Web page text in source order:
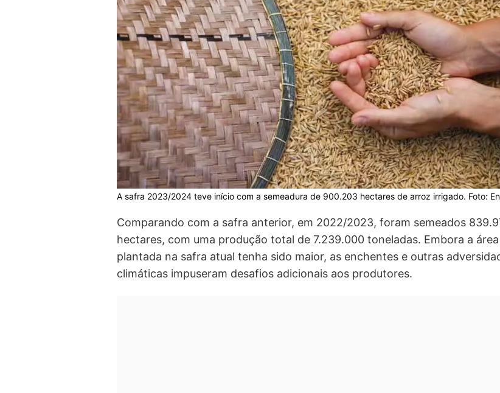
A safra 2023/2024 teve início com a semeadura de 900.203 hectares de arroz irrigado. Foto:
Comparando com a safra anterior, em 2022/2023, foram semeados
hectares, com uma produção total de 7.239.000 toneladas. Embora a área
plantada na safra atual tenha sido maior, as enchentes e outras
climáticas impuseram desafios adicionais aos produtores.